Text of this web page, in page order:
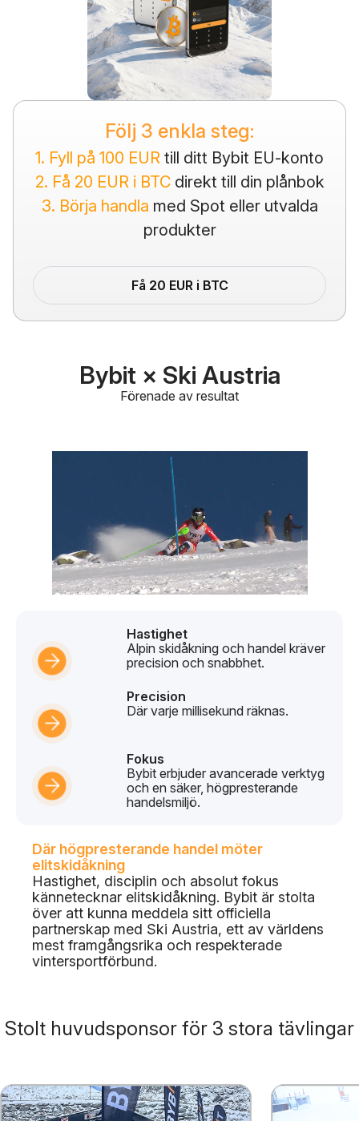
Följ 3 enkla steg:
1. Fyll på 100 EUR till ditt Bybit EU-konto
2. Få 20 EUR i BTC direkt till din plånbok
3. Börja handla med Spot eller utvalda
produkter
Få 20 EUR i BTC
Bybit × Ski Austria
Förenade av resultat
Hastighet
Alpin skidåkning och handel kräver
precision och snabbhet.
Precision
Där varje millisekund räknas.
Fokus
Bybit erbjuder avancerade verktyg
och en säker, högpresterande
handelsmiljö.
Där högpresterande handel möter
elitskidåkning
Hastighet, disciplin och absolut fokus
kännetecknar elitskidåkning. Bybit är stolta
över att kunna meddela sitt officiella
partnerskap med Ski Austria, ett av världens
mest framgångsrika och respekterade
vintersportförbund.
Stolt huvudsponsor för 3 stora tävlingar